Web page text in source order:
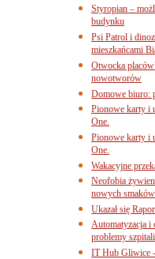
Styropian –
budynku
Psi Patrol i
mieszkańcami
Otwocka
nowotworów
Domowe biuro:
Pionowe karty i
One.
Pionowe karty i
One.
Wakacyjne
Neofobia
nowych smaków
Ukazał się
Automatyzacja i
problemy
IT Hub Gliwice